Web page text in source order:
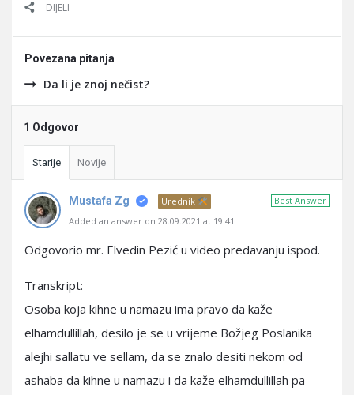
DIJELI
Povezana pitanja
Da li je znoj nečist?
1 Odgovor
Starije Novije
Best Answer
Mustafa Zg
Urednik
Added an answer on 28.09.2021 at 19:41
Odgovorio mr. Elvedin Pezić u video predavanju ispod.
Transkript:
Osoba koja kihne u namazu ima pravo da kaže
elhamdullillah, desilo je se u vrijeme Božjeg Poslanika
alejhi sallatu ve sellam, da se znalo desiti nekom od
ashaba da kihne u namazu i da kaže elhamdullillah pa